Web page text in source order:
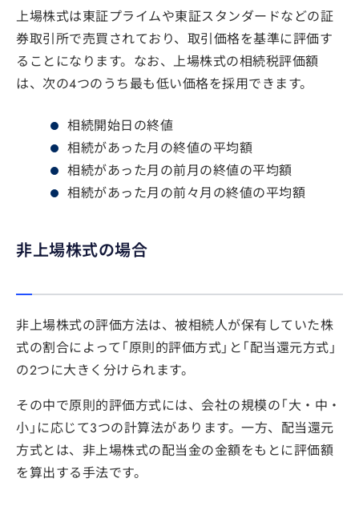
上場株式は東証プライムや東証スタンダードなどの証
券取引所で売買されており、取引価格を基準に評価す
ることになります。なお、上場株式の相続税評価額
は、次の4つのうち最も低い価格を採用できます。
相続開始日の終値
相続があった月の終値の平均額
相続があった月の前月の終値の平均額
相続があった月の前々月の終値の平均額
非上場株式の場合
非上場株式の評価方法は、被相続人が保有していた株
式の割合によって「原則的評価方式」と「配当還元方式」
の2つに大きく分けられます。
その中で原則的評価方式には、会社の規模の「大・中・
小」に応じて3つの計算法があります。一方、配当還元
方式とは、非上場株式の配当金の金額をもとに評価額
を算出する手法です。